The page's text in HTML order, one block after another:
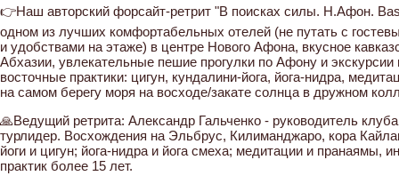
👉Наш авторский форсайт-ретрит "В поисках силы. Н.Афон.
одном из лучших комфортабельных отелей (не путать с
и удобствами на этаже) в центре Нового Афона, вкусное
Абхазии, увлекательные пешие прогулки по Афону и
восточные практики: цигун, кундалини-йога, йога-нидра,
на самом берегу моря на восходе/закате солнца в дружном
🙏Ведущий ретрита: Александр Гальченко - руководитель
турлидер. Восхождения на Эльбрус, Килиманджаро, кора
йоги и цигун; йога-нидра и йога смеха; медитации и пранаямы,
практик более 15 лет.